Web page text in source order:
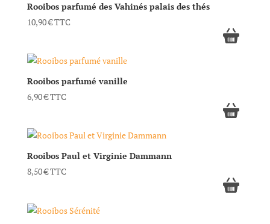
Rooibos parfumé des Vahinés palais des thés
10,90€TTC
Rooibos parfumé vanille
6,90€TTC
Rooibos Paul et Virginie Dammann
8,50€TTC